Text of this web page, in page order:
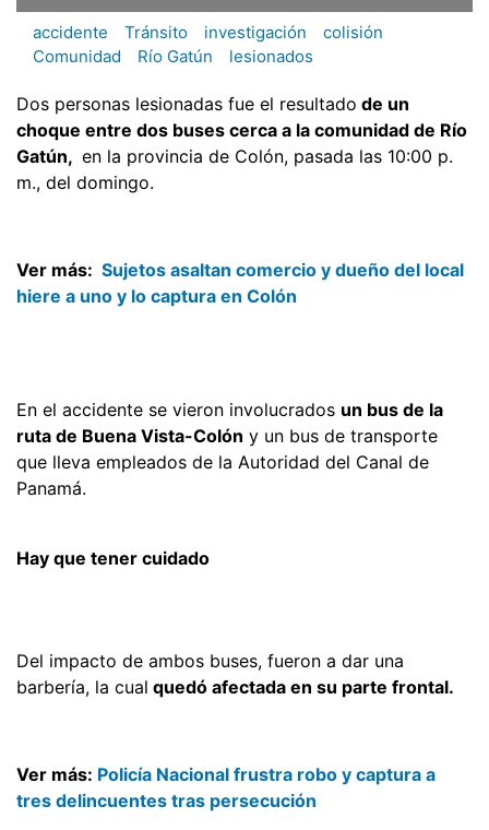
accidente Tránsito investigación
colisión
Comunidad
Río Gatún lesionados
Dos personas lesionadas fue el resultado de un
choque entre dos buses cerca a la comunidad de Río
Gatún, en la provincia de Colón, pasada las 10:00 p.
m., del domingo.
Ver más: Sujetos asaltan comercio y dueño del local
hiere a uno y lo captura en Colón
En el accidente se vieron involucrados un bus de la
ruta de Buena Vista-Colón y un bus de transporte
que lleva empleados de la Autoridad del Canal de
Panamá.
Hay que tener cuidado
Del impacto de ambos buses, fueron a dar una
barbería, la cual quedó afectada en su parte frontal.
Ver más: Policía Nacional frustra robo y captura a
tres delincuentes tras persecución